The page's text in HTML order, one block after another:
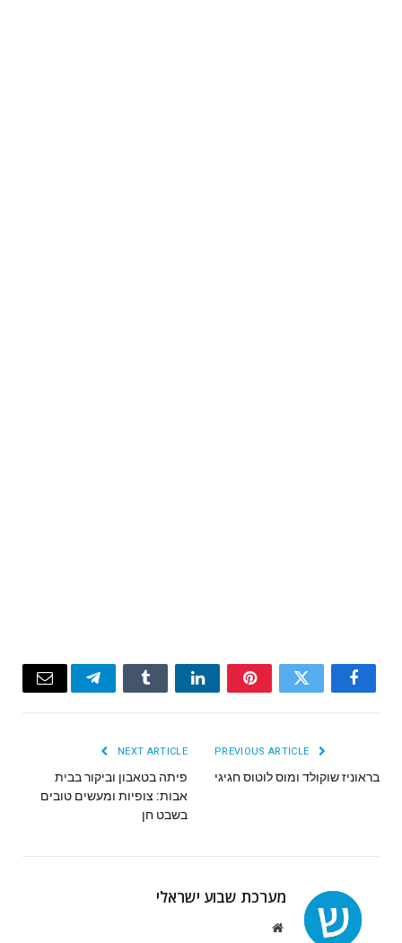
Facebook
Twitter
Pinterest
LinkedIn
Tumblr
Telegram
Email
בראוניז שוקולד ומוס לוטוס חגיגי
NEXT ARTICLE
פיתה בטאבון וביקור בבית
אבות: צופיות ומעשים טובים
בשבט חן
מערכת שבוע ישראלי
Website